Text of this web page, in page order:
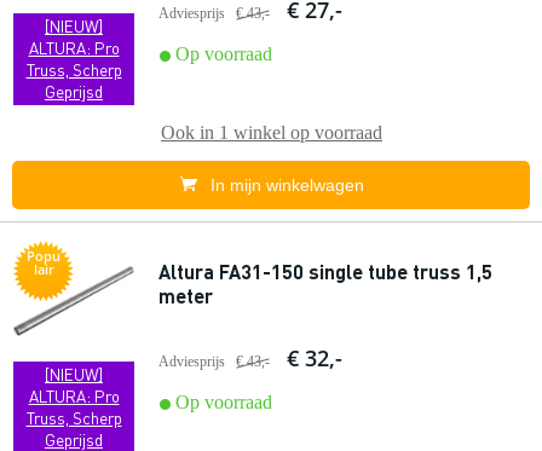
[NIEUW]
ALTURA: Pro
Truss, Scherp
Geprijsd
Adviesprijs € 43,- € 27,-
Op voorraad
Ook in 1 winkel op voorraad
In mijn winkelwagen
Popu
lair
[NIEUW]
ALTURA: Pro
Truss, Scherp
Geprijsd
Altura FA31-150 single tube truss 1,5
meter
Adviesprijs € 43,- € 32,-
Op voorraad